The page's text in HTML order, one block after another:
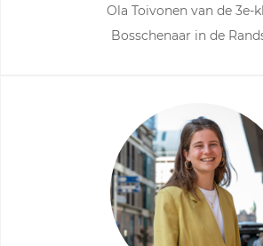
Ola Toivonen van de 3e-
Bosschenaar in de